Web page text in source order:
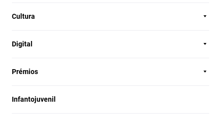
Cultura
Digital
Prémios
Infantojuvenil